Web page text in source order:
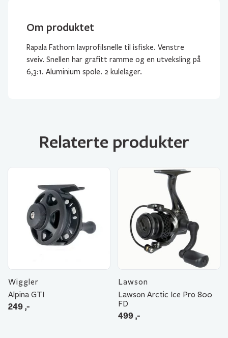
Om produktet
Rapala Fathom lavprofilsnelle til isfiske. Venstre
sveiv. Snellen har grafitt ramme og en utveksling på
6,3:1. Aluminium spole. 2 kulelager.
Relaterte produkter
Wiggler
Alpina GTI
249,-
Lawson
Lawson Arctic Ice Pro 800
FD
499,-